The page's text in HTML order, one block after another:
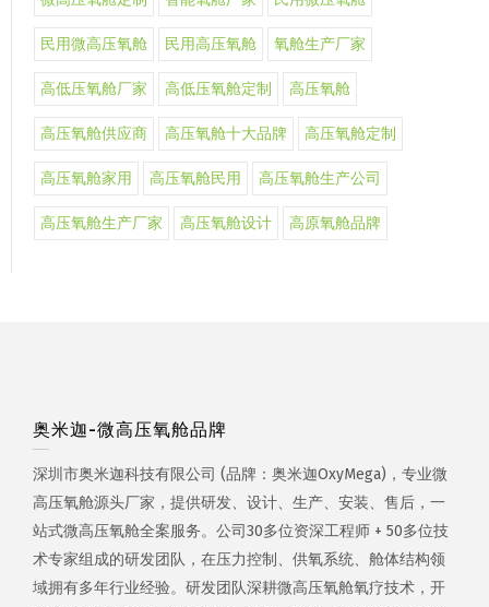
民用微高压氧舱 民用高压氧舱 氧舱生产厂家
高低压氧舱厂家 高低压氧舱定制 高压氧舱
高压氧舱供应商 高压氧舱十大品牌 高压氧舱定制
高压氧舱家用 高压氧舱民用 高压氧舱生产公司
高压氧舱生产厂家 高压氧舱设计 高原氧舱品牌
奥米迦-微高压氧舱品牌
深圳市奥米迦科技有限公司 (品牌：奥米迦OxyMega)，专业微
高压氧舱源头厂家，提供研发、设计、生产、安装、售后，一
站式微高压氧舱全案服务。公司30多位资深工程师 + 50多位技
术专家组成的研发团队，在压力控制、供氧系统、舱体结构领
域拥有多年行业经验。研发团队深耕微高压氧舱氧疗技术，开